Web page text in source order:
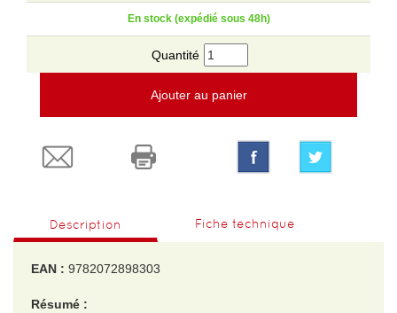
En stock (expédié sous 48h)
Quantité
Ajouter au panier
Description Fiche technique
EAN : 9782072898303
Résumé :